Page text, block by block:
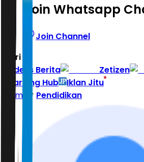
Join Whatsapp
Join Channel
Hari ini
Indeks Berita
Zetizen
Learning Hub
Iklan Jitu
Home
Pendidikan